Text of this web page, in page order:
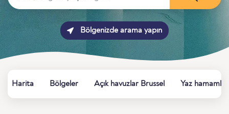
Bölgenizde arama yapın
Harita Bölgeler Açık havuzlar Brussel Yaz